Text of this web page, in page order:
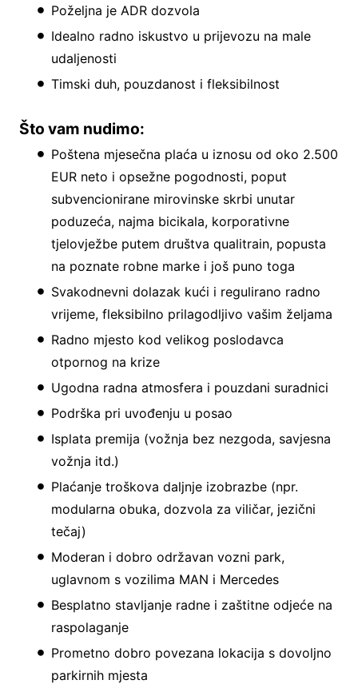
Poželjna je ADR dozvola
Idealno radno iskustvo u prijevozu na male
udaljenosti
Timski duh, pouzdanost i fleksibilnost
Što vam nudimo:
Poštena mjesečna plaća u iznosu od oko 2.500
EUR neto i opsežne pogodnosti, poput
subvencionirane mirovinske skrbi unutar
poduzeća, najma bicikala, korporativne
tjelovježbe putem društva qualitrain, popusta
na poznate robne marke i još puno toga
Svakodnevni dolazak kući i regulirano radno
vrijeme, fleksibilno prilagodljivo vašim željama
Radno mjesto kod velikog poslodavca
otpornog na krize
Ugodna radna atmosfera i pouzdani suradnici
Podrška pri uvođenju u posao
Isplata premija (vožnja bez nezgoda, savjesna
vožnja itd.)
Plaćanje troškova daljnje izobrazbe (npr.
modularna obuka, dozvola za viličar, jezični
tečaj)
Moderan i dobro održavan vozni park,
uglavnom s vozilima MAN i Mercedes
Besplatno stavljanje radne i zaštitne odjeće na
raspolaganje
Prometno dobro povezana lokacija s dovoljno
parkirnih mjesta